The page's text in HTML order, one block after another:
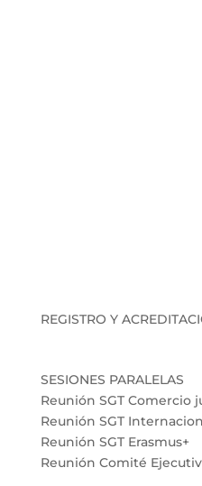
REGISTRO Y
SESIONES PARALELAS
Reunión SGT Comercio
Reunión SGT
Reunión SGT Erasmus+
Reunión Comité